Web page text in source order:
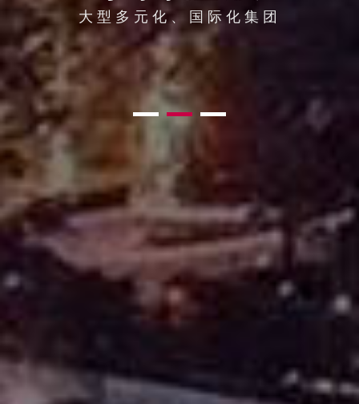
大型多元化、国际化集团